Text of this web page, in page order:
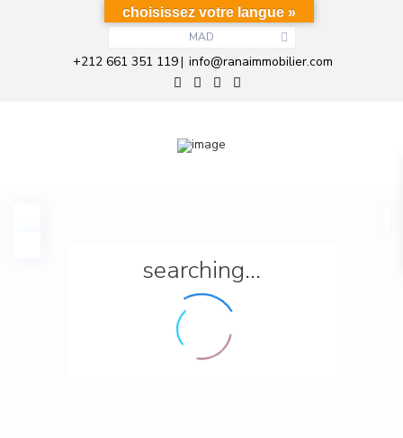
MAD
+212 661 351 119| info@ranaimmobilier.com
searching...
choisissez votre langue »